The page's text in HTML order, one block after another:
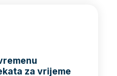
za vrijeme